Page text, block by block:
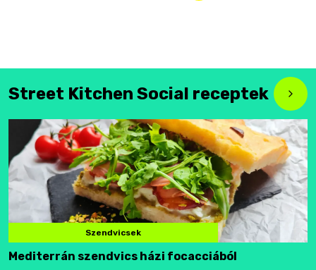
Street Kitchen Social receptek
Szendvicsek
Mediterrán szendvics házi focacciából